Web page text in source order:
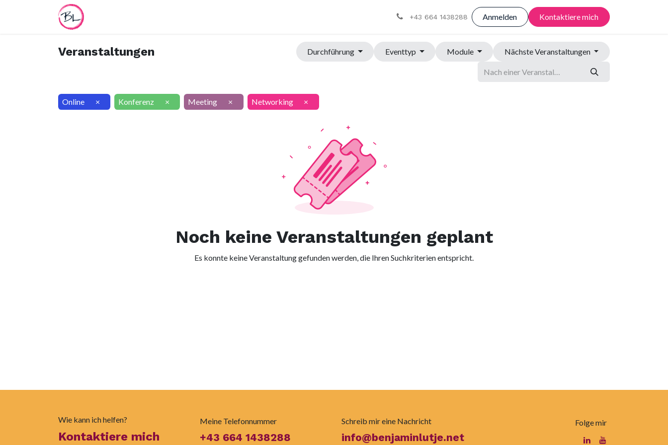
+43 664 1438288 Anmelden Kontaktiere mich
Veranstaltungen Durchführung Eventtyp Module Nächste Veranstaltungen
Online × Konferenz × Meeting × Networking ×
Noch keine Veranstaltungen geplant
Es konnte keine Veranstaltung gefunden werden, die Ihren Suchkriterien entspricht.
Wie kann ich helfen?
Kontaktiere mich
Meine Telefonnummer
+43 664 1438288
Schreib mir eine Nachricht
info@benjaminlutje.net
Folge mir